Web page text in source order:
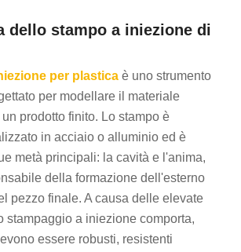
dello stampo a iniezione di
per plasticaè uno strumento
per modellare il materiale
prodotto finito. Lo stampo è
in acciaio o alluminio ed è
metà principali: la cavità e l'anima,
della formazione dell'esterno
pezzo finale. A causa delle elevate
stampaggio a iniezione comporta,
essere robusti, resistenti